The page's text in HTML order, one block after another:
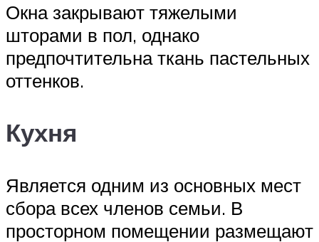
Окна закрывают тяжелыми
шторами в пол, однако
предпочтительна ткань пастельных
оттенков.
Кухня
Является одним из основных мест
сбора всех членов семьи. В
просторном помещении размещают